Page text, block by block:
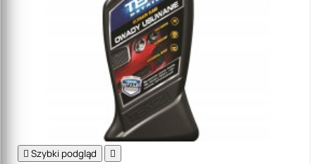
 Szybki podgląd 